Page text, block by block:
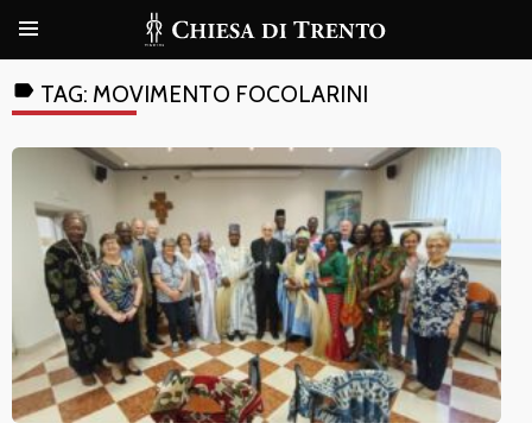
label TAG: MOVIMENTO FOCOLARINI